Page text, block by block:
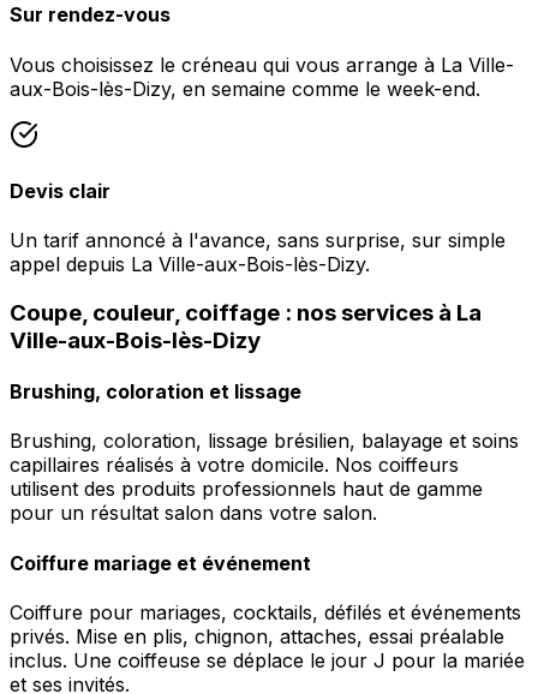
Sur rendez-vous
Vous choisissez le créneau qui vous arrange à La Ville-
aux-Bois-lès-Dizy, en semaine comme le week-end.
Devis clair
Un tarif annoncé à l'avance, sans surprise, sur simple
appel depuis La Ville-aux-Bois-lès-Dizy.
Coupe, couleur, coiffage : nos services à La
Ville-aux-Bois-lès-Dizy
Brushing, coloration et lissage
Brushing, coloration, lissage brésilien, balayage et soins
capillaires réalisés à votre domicile. Nos coiffeurs
utilisent des produits professionnels haut de gamme
pour un résultat salon dans votre salon.
Coiffure mariage et événement
Coiffure pour mariages, cocktails, défilés et événements
privés. Mise en plis, chignon, attaches, essai préalable
inclus. Une coiffeuse se déplace le jour J pour la mariée
et ses invités.